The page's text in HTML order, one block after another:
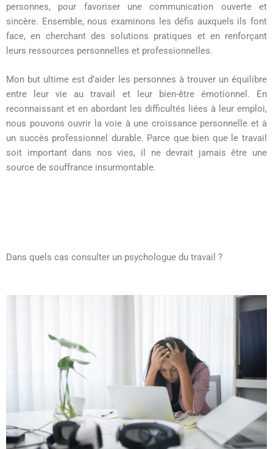
personnes, pour favoriser une communication ouverte et
sincère. Ensemble, nous examinons les défis auxquels ils font
face, en cherchant des solutions pratiques et en renforçant
leurs ressources personnelles et professionnelles.
Mon but ultime est d’aider les personnes à trouver un équilibre
entre leur vie au travail et leur bien-être émotionnel. En
reconnaissant et en abordant les difficultés liées à leur emploi,
nous pouvons ouvrir la voie à une croissance personnelle et à
un succès professionnel durable. Parce que bien que le travail
soit important dans nos vies, il ne devrait jamais être une
source de souffrance insurmontable.
Dans quels cas consulter un psychologue du travail ?